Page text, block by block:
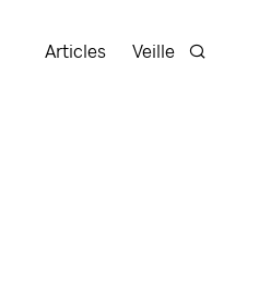
Articles Veille